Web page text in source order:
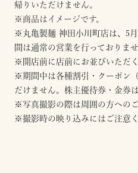
帰りいただけません。
※商品はイメージです。
※丸亀製麺 神田小川町店は、5
間は通常の営業を行っておりませ
※開店前に店前にお並びいただ
※期間中は各種割引・クーポン
だけません。株主優待券・金券
※写真撮影の際は周囲の方への
※撮影時の映り込みにはご注意く